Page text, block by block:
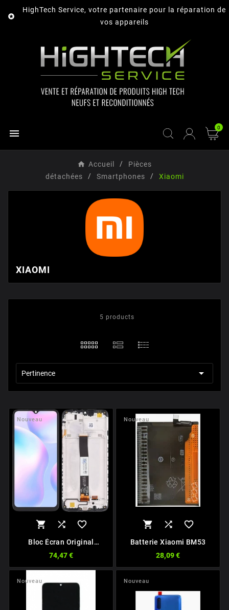

HighTech Service, votre partenaire pour la réparation de
vos appareils
 0
Accueil
Pièces
détachées
Smartphones Xiaomi
XIAOMI
5 products
Pertinence 
Nouveau
  
Bloc Écran Original
Pour Xiaomi Redmi 9
74,47 €
Nouveau
  
Batterie Xiaomi BM53
28,09 €
Nouveau Nouveau